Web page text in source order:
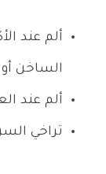
ألم عند
الساخن أو
ألم عند
تراخي